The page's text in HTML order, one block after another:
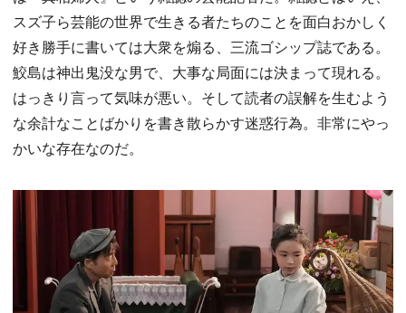
スズ子ら芸能の世界で生きる者たちのことを面白おかしく
好き勝手に書いては大衆を煽る、三流ゴシップ誌である。
鮫島は神出鬼没な男で、大事な局面には決まって現れる。
はっきり言って気味が悪い。そして読者の誤解を生むよう
な余計なことばかりを書き散らかす迷惑行為。非常にやっ
かいな存在なのだ。